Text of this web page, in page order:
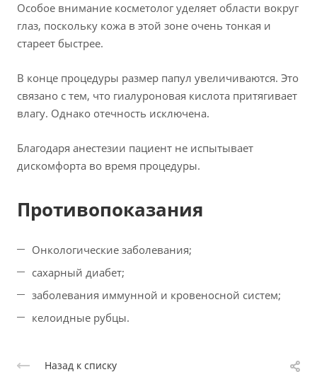
Особое внимание косметолог уделяет области вокруг
глаз, поскольку кожа в этой зоне очень тонкая и
стареет быстрее.
В конце процедуры размер папул увеличиваются. Это
связано с тем, что гиалуроновая кислота притягивает
влагу. Однако отечность исключена.
Благодаря анестезии пациент не испытывает
дискомфорта во время процедуры.
Противопоказания
Онкологические заболевания;
сахарный диабет;
заболевания иммунной и кровеносной систем;
келоидные рубцы.
Назад к списку